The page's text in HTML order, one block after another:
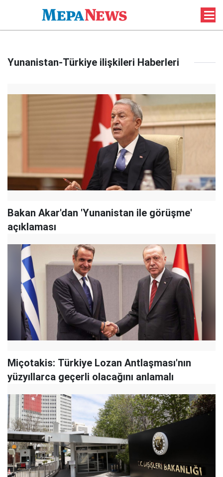
Yunanistan-Türkiye ilişkileri Haberleri
Bakan Akar'dan 'Yunanistan ile görüşme'
açıklaması
Miçotakis: Türkiye Lozan Antlaşması'nın
yüzyıllarca geçerli olacağını anlamalı